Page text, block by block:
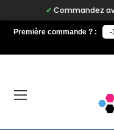
Commandez avant
Première commande ? : -